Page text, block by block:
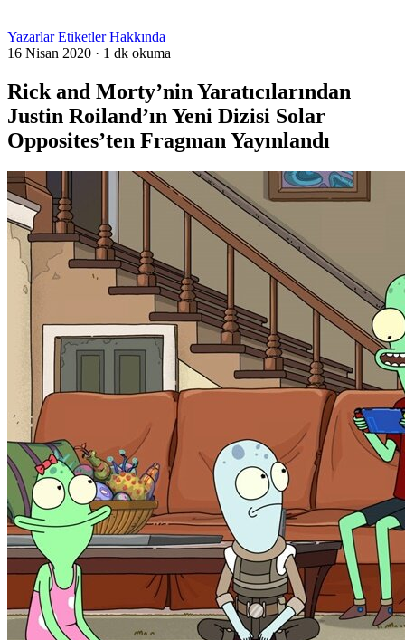
Yazarlar Etiketler Hakkında
16 Nisan 2020 · 1 dk okuma
Rick and Morty’nin Yaratıcılarından
Justin Roiland’ın Yeni Dizisi Solar
Opposites’ten Fragman Yayınlandı